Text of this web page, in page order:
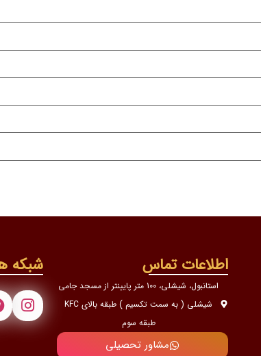
اطلاعات تماس
استانبول، شیشلی، 100 متر پایینتر از مسجد جامی
شیشلی ( به سمت تکسیم ) طبقه بالای KFC
طبقه سوم
مشاور تحصیلی
شبکه